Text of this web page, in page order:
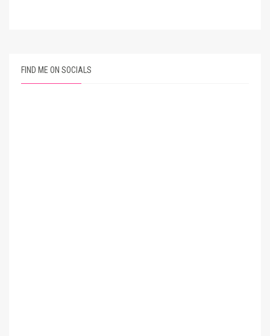
FIND ME ON SOCIALS